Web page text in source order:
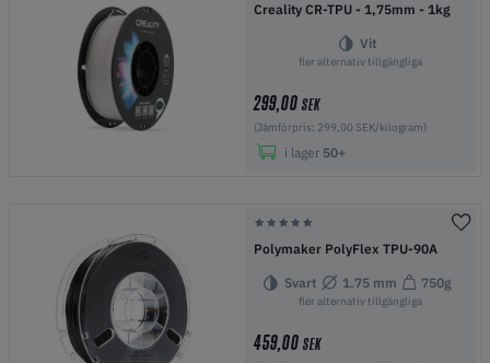
Creality CR-TPU - 1,75mm - 1kg
Vit
fler alternativ tillgängliga
299,00 SEK
(Jämförpris: 299,00 SEK/kilogram)
i lager 50+
Polymaker PolyFlex TPU-90A
Svart 1.75 mm 750g
fler alternativ tillgängliga
459,00 SEK